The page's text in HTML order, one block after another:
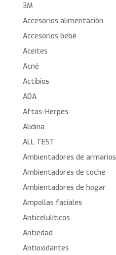
3M
Accesorios alimentación
Accesorios bebé
Aceites
Acné
Actibios
ADA
Aftas-Herpes
Alidina
ALL TEST
Ambientadores de armarios
Ambientadores de coche
Ambientadores de hogar
Ampollas faciales
Anticelulíticos
Antiedad
Antioxidantes